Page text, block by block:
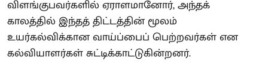
விளங்குபவர்களில் ஏராளமானோர், அந்தக்
காலத்தில் இந்தத் திட்டத்தின் மூலம்
உயர்கல்விக்கான வாய்ப்பைப் பெற்றவர்கள் என
கல்வியாளர்கள் சுட்டிக்காட்டுகின்றனர்.